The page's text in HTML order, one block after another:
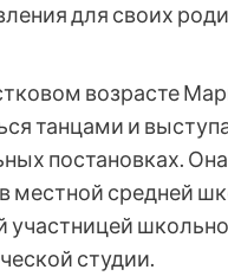
для своих
возрасте
танцами и
постановках.
местной средней
участницей
студии.